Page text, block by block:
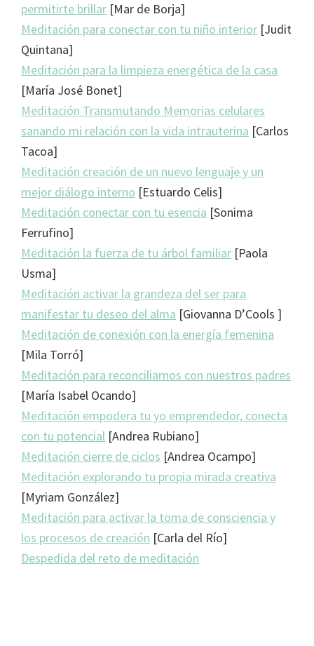
permitirte brillar [Mar de Borja]
Meditación para conectar con tu niño interior [Judit
Quintana]
Meditación para la limpieza energética de la casa
[María José Bonet]
Meditación Transmutando Memorias celulares
sanando mi relación con la vida intrauterina [Carlos
Tacoa]
Meditación creación de un nuevo lenguaje y un
mejor diálogo interno [Estuardo Celis]
Meditación conectar con tu esencia [Sonima
Ferrufino]
Meditación la fuerza de tu árbol familiar [Paola
Usma]
Meditación activar la grandeza del ser para
manifestar tu deseo del alma [Giovanna D’Cools ]
Meditación de conexión con la energía femenina
[Mila Torró]
Meditación para reconciliarnos con nuestros padres
[María Isabel Ocando]
Meditación empodera tu yo emprendedor, conecta
con tu potencial [Andrea Rubiano]
Meditación cierre de ciclos [Andrea Ocampo]
Meditación explorando tu propia mirada creativa
[Myriam González]
Meditación para activar la toma de consciencia y
los procesos de creación [Carla del Río]
Despedida del reto de meditación